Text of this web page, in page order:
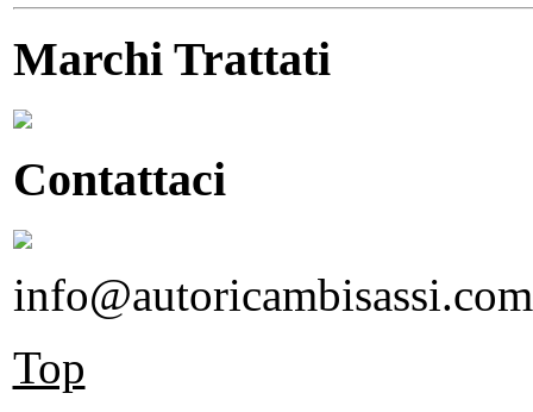
Marchi Trattati
Contattaci
info@autoricambisassi.com
Top